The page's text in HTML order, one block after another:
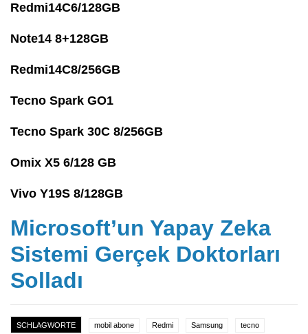
Redmi14C6/128GB
Note14 8+128GB
Redmi14C8/256GB
Tecno Spark GO1
Tecno Spark 30C 8/256GB
Omix X5 6/128 GB
Vivo Y19S 8/128GB
Microsoft’un Yapay Zeka
Sistemi Gerçek Doktorları
Solladı
SCHLAGWORTE mobil abone Redmi Samsung tecno